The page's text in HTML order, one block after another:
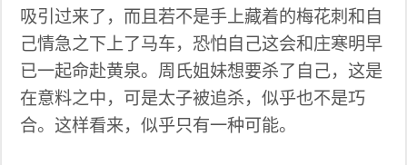
吸引过来了，而且若不是手上藏着的梅花刺和自
己情急之下上了马车，恐怕自己这会和庄寒明早
已一起命赴黄泉。周氏姐妹想要杀了自己，这是
在意料之中，可是太子被追杀，似乎也不是巧
合。这样看来，似乎只有一种可能。